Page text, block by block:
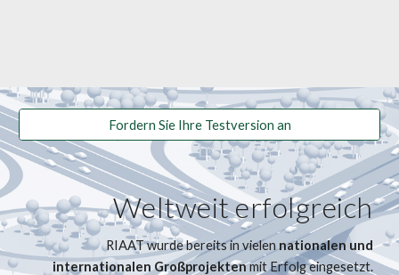
Fordern Sie Ihre Testversion an
Weltweit erfolgreich
RIAAT wurde bereits in vielennationalen und
internationalen Großprojektenmit Erfolg eingesetzt.